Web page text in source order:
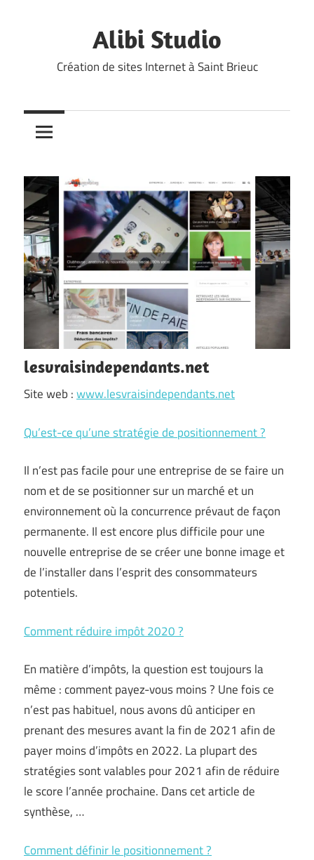
Alibi Studio
Création de sites Internet à Saint Brieuc
lesvraisindependants.net
Site web :www.lesvraisindependants.net
Qu’est-ce qu’une stratégie de positionnement ?
Il n’est pas facile pour une entreprise de se faire un
nom et de se positionner sur un marché et un
environnement où la concurrence prévaut de façon
permanente. Il est encore plus difficile pour une
nouvelle entreprise de se créer une bonne image et
de l’installer dans l’esprit des consommateurs
potentiels.
Comment réduire impôt 2020 ?
En matière d’impôts, la question est toujours la
même : comment payez-vous moins ? Une fois ce
n’est pas habituel, nous avons dû anticiper en
prenant des mesures avant la fin de 2021 afin de
payer moins d’impôts en 2022. La plupart des
stratégies sont valables pour 2021 afin de réduire
le score l’année prochaine. Dans cet article de
synthèse, …
Comment définir le positionnement ?